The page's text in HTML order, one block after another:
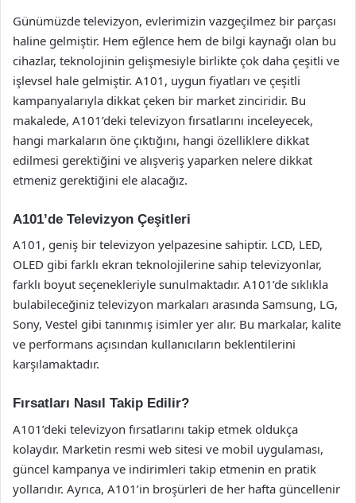
Günümüzde televizyon, evlerimizin vazgeçilmez bir parçası
haline gelmiştir. Hem eğlence hem de bilgi kaynağı olan bu
cihazlar, teknolojinin gelişmesiyle birlikte çok daha çeşitli ve
işlevsel hale gelmiştir. A101, uygun fiyatları ve çeşitli
kampanyalarıyla dikkat çeken bir market zinciridir. Bu
makalede, A101’deki televizyon fırsatlarını inceleyecek,
hangi markaların öne çıktığını, hangi özelliklere dikkat
edilmesi gerektiğini ve alışveriş yaparken nelere dikkat
etmeniz gerektiğini ele alacağız.
A101’de Televizyon Çeşitleri
A101, geniş bir televizyon yelpazesine sahiptir. LCD, LED,
OLED gibi farklı ekran teknolojilerine sahip televizyonlar,
farklı boyut seçenekleriyle sunulmaktadır. A101’de sıklıkla
bulabileceğiniz televizyon markaları arasında Samsung, LG,
Sony, Vestel gibi tanınmış isimler yer alır. Bu markalar, kalite
ve performans açısından kullanıcıların beklentilerini
karşılamaktadır.
Fırsatları Nasıl Takip Edilir?
A101’deki televizyon fırsatlarını takip etmek oldukça
kolaydır. Marketin resmi web sitesi ve mobil uygulaması,
güncel kampanya ve indirimleri takip etmenin en pratik
yollarıdır. Ayrıca, A101’in broşürleri de her hafta güncellenir